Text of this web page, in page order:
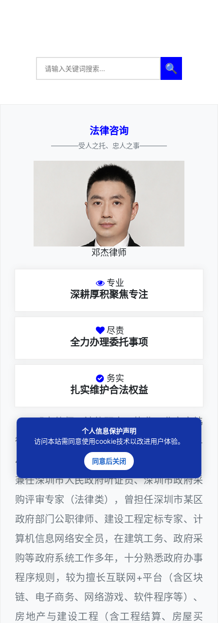
🔍
法律咨询
————受人之托、忠人之事————
邓杰律师
专业
深耕厚积聚焦专注
尽责
全力办理委托事项
务实
扎实维护合法权益
邓杰律师，法律硕士，执业于北京市炜
衡（深圳）律师事务所，律师执业证号为14
403201810022100。邓杰律师现（或曾）
兼任深圳市人民政府听证员、深圳市政府采
购评审专家（法律类），曾担任深圳市某区
政府部门公职律师、建设工程定标专家、计
算机信息网络安全员，在建筑工务、政府采
购等政府系统工作多年，十分熟悉政府办事
程序规则，较为擅长互联网+平台（含区块
链、电子商务、网络游戏、软件程序等）、
房地产与建设工程（含工程结算、房屋买
个人信息保护声明
访问本站需同意使用cookie技术以改进用户体验。
同意后关闭